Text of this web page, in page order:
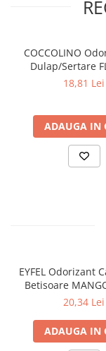
COCCOLINO
Dulap/Sertare
PRIMAVERA 3
18,81 Lei
ADAUGA IN
EYFEL Odorizant
Betisoare
20,34 Lei
ADAUGA IN